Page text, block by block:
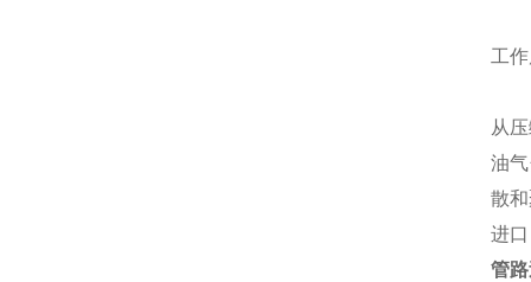
工
从
油
散
进
管